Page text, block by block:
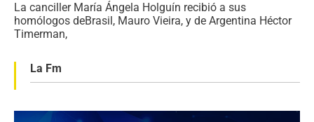
La canciller María Ángela Holguín recibió a sus
homólogos deBrasil, Mauro Vieira, y de Argentina Héctor
Timerman,
La Fm